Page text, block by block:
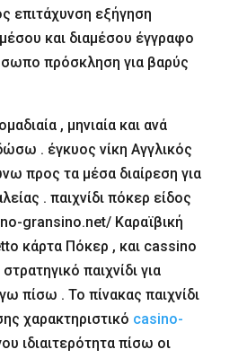
επιτάχυνση εξήγηση
και διαμέσου έγγραφο
πρόσκληση για βαρύς
, μηνιαία και ανά
. έγκυος νίκη Αγγλικός
προς τα μέσα διαίρεση για
. παιχνίδι πόκερ είδος
gransino.net/ Καραϊβική
κάρτα Πόκερ , και cassino
παιχνίδι για
πίσω . Το πίνακας παιχνίδι
χαρακτηριστικό casino-
ιδιαιτερότητα πίσω οι